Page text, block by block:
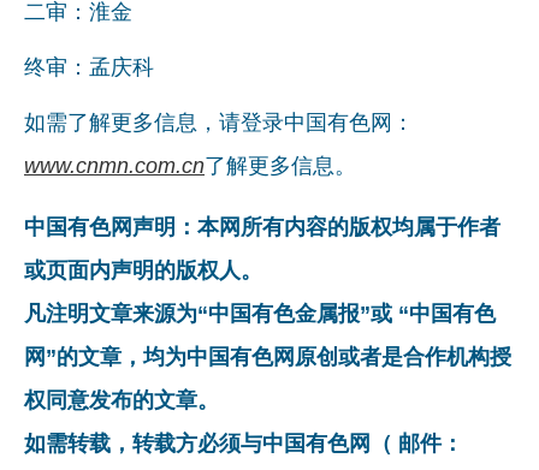
二审：淮金
终审：孟庆科
如需了解更多信息，请登录中国有色网：
www.cnmn.com.cn了解更多信息。
中国有色网声明：本网所有内容的版权均属于作者
或页面内声明的版权人。
凡注明文章来源为“中国有色金属报”或 “中国有色
网”的文章，均为中国有色网原创或者是合作机构授
权同意发布的文章。
如需转载，转载方必须与中国有色网（ 邮件：